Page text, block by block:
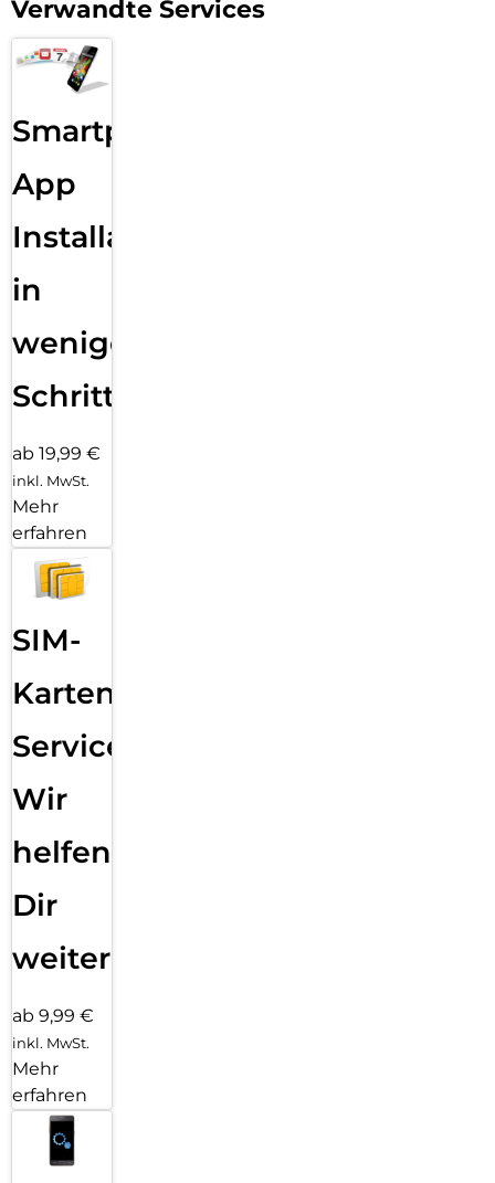
Verwandte Services
Smartphone
App
Installation
in
wenigen
Schritten
ab 19,99 €
inkl. MwSt.
Mehr
erfahren
SIM-
Karten
Service:
Wir
helfen
Dir
weiter
ab 9,99 €
inkl. MwSt.
Mehr
erfahren